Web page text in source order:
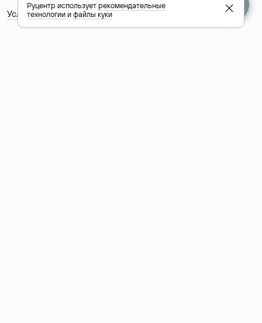
Условия использования Whois-сервиса
Руцентр используетрекомендательные
технологииифайлы куки